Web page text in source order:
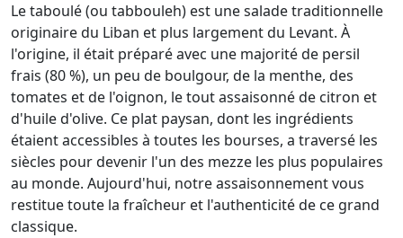
Le taboulé (ou tabbouleh) est une salade traditionnelle
originaire du Liban et plus largement du Levant. À
l'origine, il était préparé avec une majorité de persil
frais (80 %), un peu de boulgour, de la menthe, des
tomates et de l'oignon, le tout assaisonné de citron et
d'huile d'olive. Ce plat paysan, dont les ingrédients
étaient accessibles à toutes les bourses, a traversé les
siècles pour devenir l'un des mezze les plus populaires
au monde. Aujourd'hui, notre assaisonnement vous
restitue toute la fraîcheur et l'authenticité de ce grand
classique.